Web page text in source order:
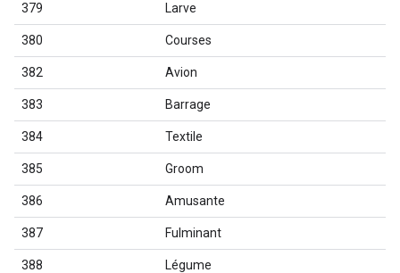
379 Larve
380 Courses
382 Avion
383 Barrage
384 Textile
385 Groom
386 Amusante
387 Fulminant
388 Légume